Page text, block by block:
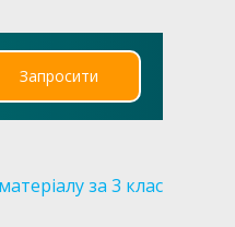
Запросити
за 3 клас